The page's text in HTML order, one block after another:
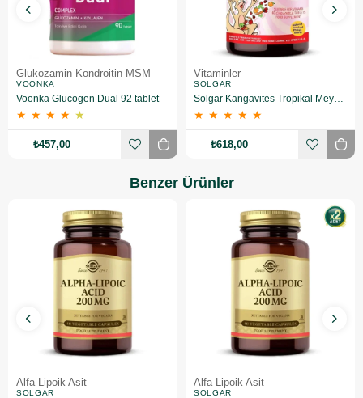
Glukozamin Kondroitin MSM
VOONKA
Voonka Glucogen Dual 92 tablet
★ ★ ★ ★ ★
₺457,00
Vitaminler
SOLGAR
★ ★ ★ ★ ★
₺618,00
Benzer Ürünler
Alfa Lipoik Asit
SOLGAR
Alfa Lipoik Asit
SOLGAR